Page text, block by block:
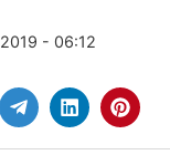
- 06:12